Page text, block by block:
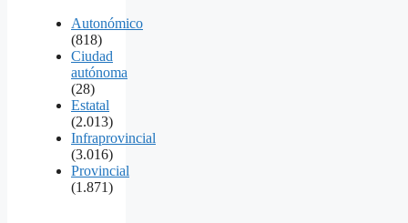
Autonómico
(818)
Ciudad
autónoma
(28)
Estatal
(2.013)
Infraprovincial
(3.016)
Provincial
(1.871)